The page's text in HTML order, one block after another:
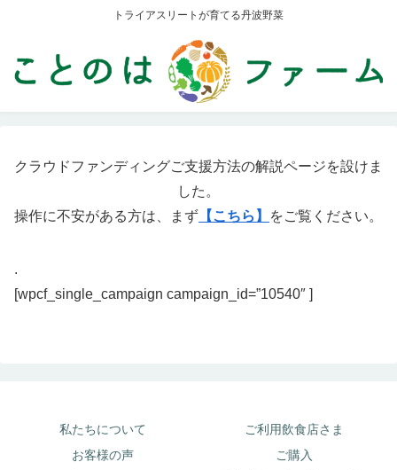
トライアスリートが育てる丹波野菜
クラウドファンディングご支援方法の解説ページを設けま
した。
操作に不安がある方は、まず 【こちら】 をご覧ください。
.
[wpcf_single_campaign campaign_id=”10540″ ]
私たちについて
ご利用飲食店さま
お客様の声
ご購入